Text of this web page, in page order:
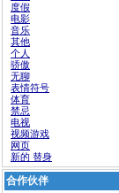
度假
电影
音乐
其他
个人
骄傲
无聊
表情符号
体育
禁忌
电视
视频游戏
网页
新的 替身
合作伙伴